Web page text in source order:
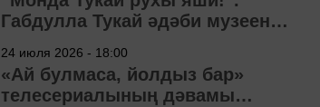
Габдулла Тукай әдәби музеена
24 июля 2026 - 18:00
«Ай булмаса, йолдыз бар»
телесериалының дәвамы